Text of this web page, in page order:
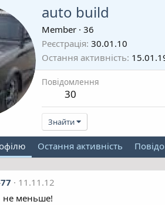
auto build
Member · 36
Реєстрація 30.01.10
Остання активність
Повідомлення
30
Знайти
Остання активність
11.11.12
не меньше!